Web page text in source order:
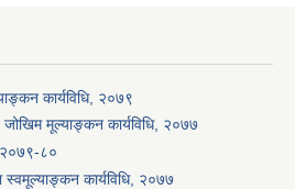
कार्यविधि, २०७९
जोखिम मूल्याङ्कन कार्यविधि, २०७७
२०७९-८०
स्वमूल्याङ्कन कार्यविधि, २०७७